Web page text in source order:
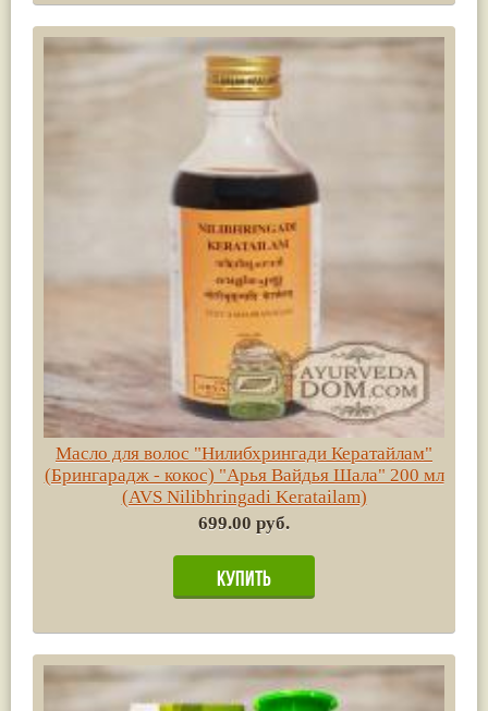
Масло для волос "Нилибхрингади Кератайлам"
(Брингарадж - кокос) "Арья Вайдья Шала" 200 мл
(AVS Nilibhringadi Keratailam)
699.00 руб.